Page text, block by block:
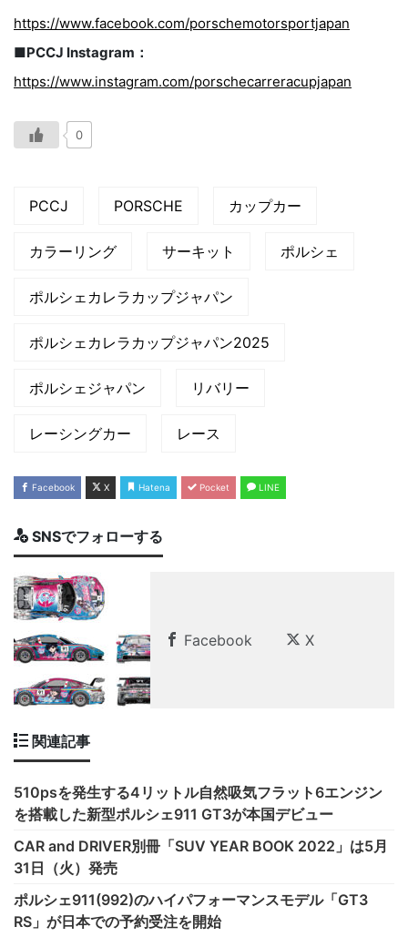
https://www.facebook.com/porschemotorsportjapan
■PCCJ Instagram：
https://www.instagram.com/porschecarreracupjapan
0
PCCJ PORSCHE カップカー
カラーリング サーキット ポルシェ
ポルシェカレラカップジャパン
ポルシェカレラカップジャパン2025
ポルシェジャパン リバリー
レーシングカー レース
Facebook X Hatena Pocket LINE
SNSでフォローする
Facebook X
関連記事
510psを発生する4リットル自然吸気フラット6エンジン
を搭載した新型ポルシェ911 GT3が本国デビュー
CAR and DRIVER別冊「SUV YEAR BOOK 2022」は5月
31日（火）発売
ポルシェ911(992)のハイパフォーマンスモデル「GT3
RS」が日本での予約受注を開始